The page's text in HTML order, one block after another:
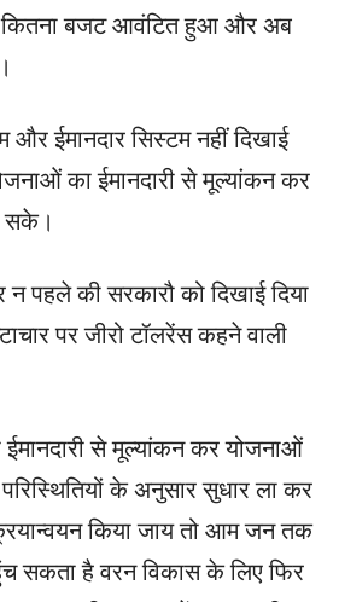
कितना बजट आवंटित हुआ और अब
और ईमानदार सिस्टम नहीं दिखाई
का ईमानदारी से मूल्यांकन कर
सके।
न पहले की सरकारौ को दिखाई दिया
पर जीरो टॉलरेंस कहने वाली
से मूल्यांकन कर योजनाओं
के अनुसार सुधार ला कर
किया जाय तो आम जन तक
सकता है वरन विकास के लिए फिर